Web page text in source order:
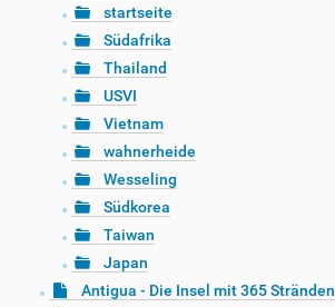
startseite
Südafrika
Thailand
USVI
Vietnam
wahnerheide
Wesseling
Südkorea
Taiwan
Japan
Antigua - Die Insel mit 365 Stränden